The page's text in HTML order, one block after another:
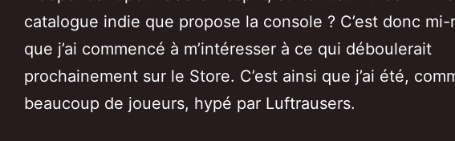
catalogue indie que propose la console ? C’est donc mi-
que j’ai commencé à m’intéresser à ce qui déboulerait
prochainement sur le Store. C’est ainsi que j’ai été,
beaucoup de joueurs, hypé par Luftrausers.